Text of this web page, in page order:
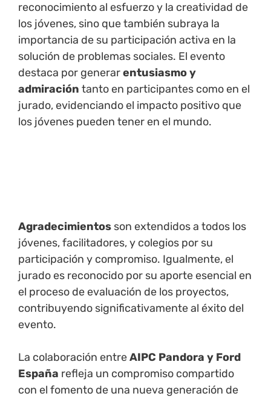
reconocimiento al esfuerzo y la creatividad de
los jóvenes, sino que también subraya la
importancia de su participación activa en la
solución de problemas sociales. El evento
destaca por generarentusiasmo y
admiración tanto en participantes como en el
jurado, evidenciando el impacto positivo que
los jóvenes pueden tener en el mundo.
Agradecimientos son extendidos a todos los
jóvenes, facilitadores, y colegios por su
participación y compromiso. Igualmente, el
jurado es reconocido por su aporte esencial en
el proceso de evaluación de los proyectos,
contribuyendo significativamente al éxito del
evento.
La colaboración entreAIPC Pandora y Ford
España refleja un compromiso compartido
con el fomento de una nueva generación de